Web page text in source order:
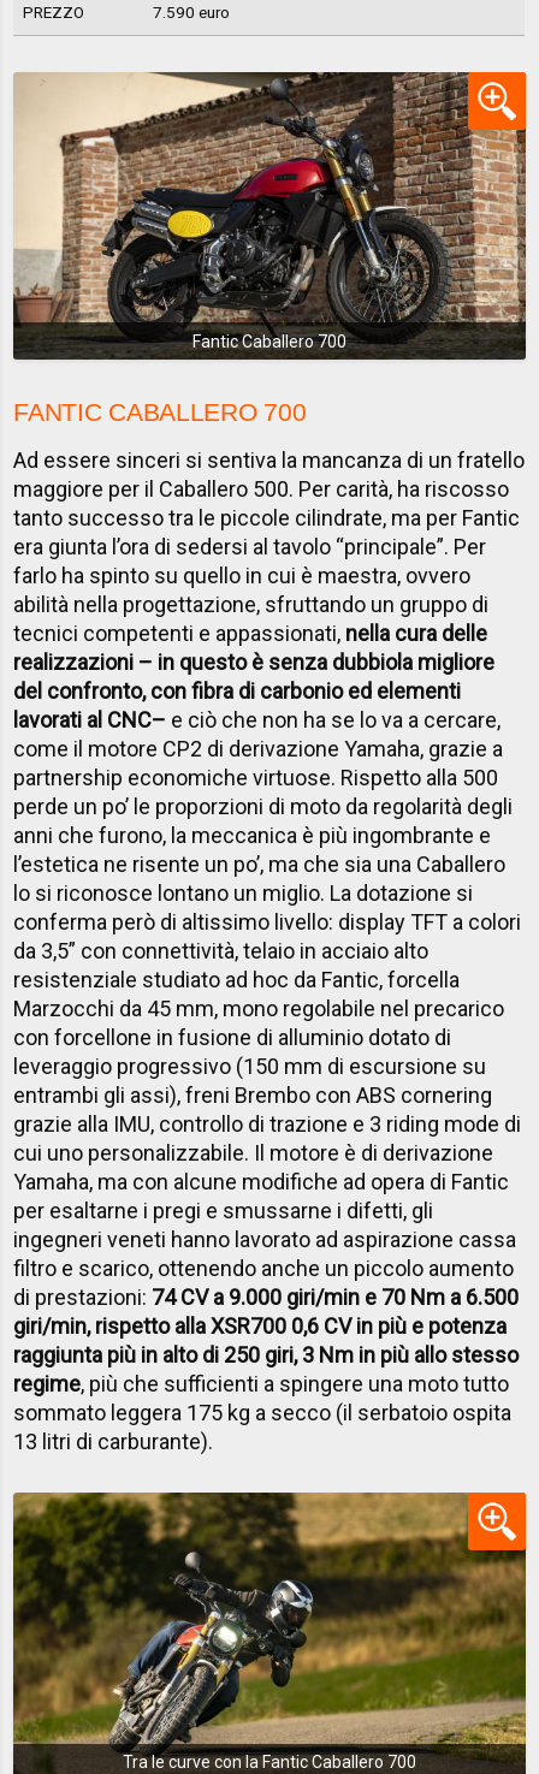
PREZZO 7.590 euro
Fantic Caballero 700
FANTIC CABALLERO 700
Ad essere sinceri si sentiva la mancanza di un fratello
maggiore per il Caballero 500. Per carità, ha riscosso
tanto successo tra le piccole cilindrate, ma per Fantic
era giunta l’ora di sedersi al tavolo “principale”. Per
farlo ha spinto su quello in cui è maestra, ovvero
abilità nella progettazione, sfruttando un gruppo di
tecnici competenti e appassionati, nella cura delle
realizzazioni – in questo è senza dubbiola migliore
del confronto, con fibra di carbonio ed elementi
lavorati al CNC– e ciò che non ha se lo va a cercare,
come il motore CP2 di derivazione Yamaha, grazie a
partnership economiche virtuose. Rispetto alla 500
perde un po’ le proporzioni di moto da regolarità degli
anni che furono, la meccanica è più ingombrante e
l’estetica ne risente un po’, ma che sia una Caballero
lo si riconosce lontano un miglio. La dotazione si
conferma però di altissimo livello: display TFT a colori
da 3,5” con connettività, telaio in acciaio alto
resistenziale studiato ad hoc da Fantic, forcella
Marzocchi da 45 mm, mono regolabile nel precarico
con forcellone in fusione di alluminio dotato di
leveraggio progressivo (150 mm di escursione su
entrambi gli assi), freni Brembo con ABS cornering
grazie alla IMU, controllo di trazione e 3 riding mode di
cui uno personalizzabile. Il motore è di derivazione
Yamaha, ma con alcune modifiche ad opera di Fantic
per esaltarne i pregi e smussarne i difetti, gli
ingegneri veneti hanno lavorato ad aspirazione cassa
filtro e scarico, ottenendo anche un piccolo aumento
di prestazioni: 74 CV a 9.000 giri/min e 70 Nm a 6.500
giri/min, rispetto alla XSR700 0,6 CV in più e potenza
raggiunta più in alto di 250 giri, 3 Nm in più allo stesso
regime, più che sufficienti a spingere una moto tutto
sommato leggera 175 kg a secco (il serbatoio ospita
13 litri di carburante).
Tra le curve con la Fantic Caballero 700